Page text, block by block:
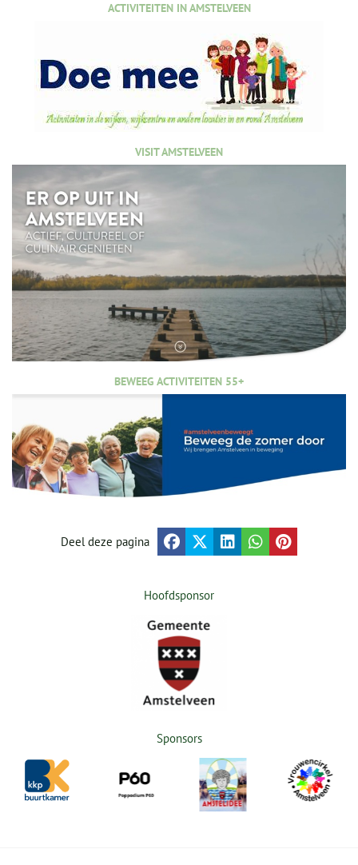
ACTIVITEITEN IN AMSTELVEEN
VISIT AMSTELVEEN
BEWEEG ACTIVITEITEN 55+
Deel deze pagina
Hoofdsponsor
Sponsors